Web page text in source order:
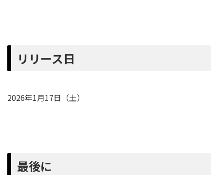
リリース日
2026年1月17日（土）
最後に